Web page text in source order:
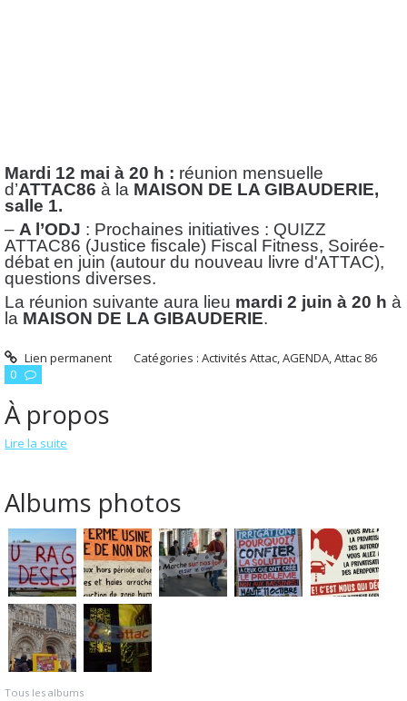
Mardi 12 mai à 20 h : réunion mensuelle
d’ATTAC86 à la MAISON DE LA GIBAUDERIE,
salle 1.
– A l’ODJ : Prochaines initiatives : QUIZZ
ATTAC86 (Justice fiscale) Fiscal Fitness, Soirée-
débat en juin (autour du nouveau livre d'ATTAC),
questions diverses.
La réunion suivante aura lieu mardi 2 juin à 20 h à
la MAISON DE LA GIBAUDERIE.
Lien permanent Catégories :Activités Attac,AGENDA,Attac 86
0
À propos
Lire la suite
Albums photos
Tous les albums